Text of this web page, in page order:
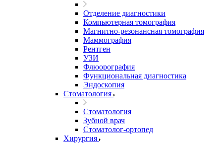
Отделение диагностики
Компьютерная томография
Магнитно-резонансная томография
Маммография
Рентген
УЗИ
Флюорография
Функциональная диагностика
Эндоскопия
Стоматология
Стоматология
Зубной врач
Стоматолог-ортопед
Хирургия